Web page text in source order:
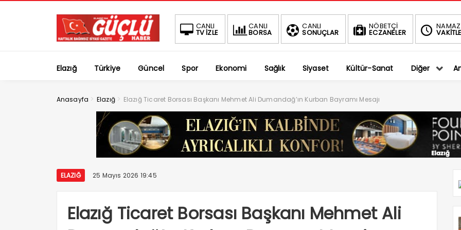
CANLI
TV İZLE
CANLI
BORSA
CANLI
SONUÇLAR
NÖBETÇİ
ECZANELER
NAMAZ
BIST
-0.75% 1.401,27
DOLAR
% 36,5794
EURO
% 39,9889
Elazığ Türkiye Güncel Spor Ekonomi Sağlık Siyaset Kültür-Sanat Diğer
Anasayfa > Elazığ > Elazığ Ticaret Borsası Başkanı Mehmet Ali Dumandağ’ın Kurban Bayramı Mesajı
ELAZIĞ 25 Mayıs 2026 19:45
Elazığ Ticaret Borsası Başkanı Mehmet Ali